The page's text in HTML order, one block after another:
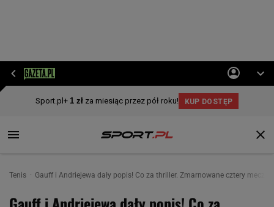
Tenis Gauff i Andriejewa dały popis! Co za thriller. Zmarnowane cztery